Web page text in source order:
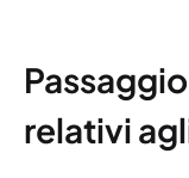
relativi